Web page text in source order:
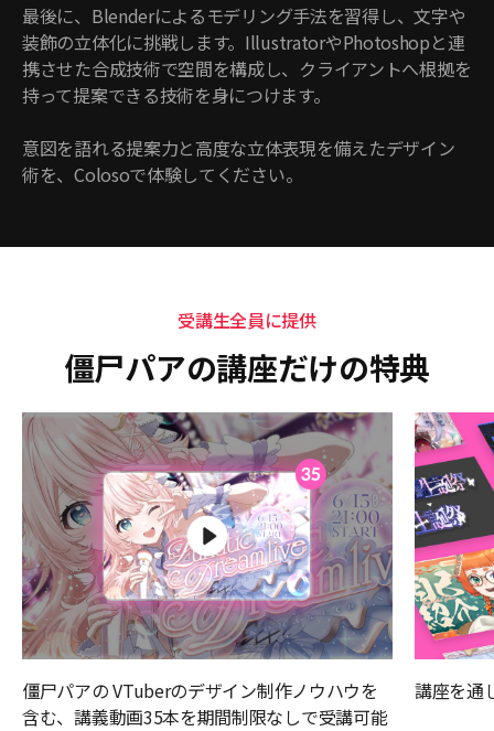
最後に、Blenderによるモデリング手法を習得し、文字や
装飾の立体化に挑戦します。IllustratorやPhotoshopと連
携させた合成技術で空間を構成し、クライアントへ根拠を
持って提案できる技術を身につけます。
意図を語れる提案力と高度な立体表現を備えたデザイン
術を、Colosoで体験してください。
受講生全員に提供
僵尸パアの講座だけの特典
僵尸パアの VTuberのデザイン制作ノウハウを
含む、講義動画35本を期間制限なしで受講可能
講座を通